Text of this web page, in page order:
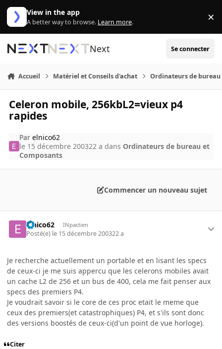
Aller au contenu
View in the app
A better way to browse. Learn more. ×
Next Se connecter
Accueil Matériel et Conseils d'achat Ordinateurs de bureau
Celeron mobile, 256kbL2=vieux p4
rapides
Parelnico62
le 15 décembre 200322 a dans Ordinateurs de bureau et
Composants
Commencer un nouveau sujet
elnico62 INpactien
Posté(e) le 15 décembre 200322 a
Je recherche actuellement un portable et en lisant les specs
de ceux-ci je me suis appercu que les celerons mobiles avait
un cache L2 de 256 et un bus de 400, cela me fait penser aux
specs des premiers P4.
Je voudrait savoir si le core de ces proc etait le meme que
ceux des premiers(et catastrophiques) P4, et s'ils sont donc
des versions boostés de ceux-ci(d'un point de vue horloge).
Citer